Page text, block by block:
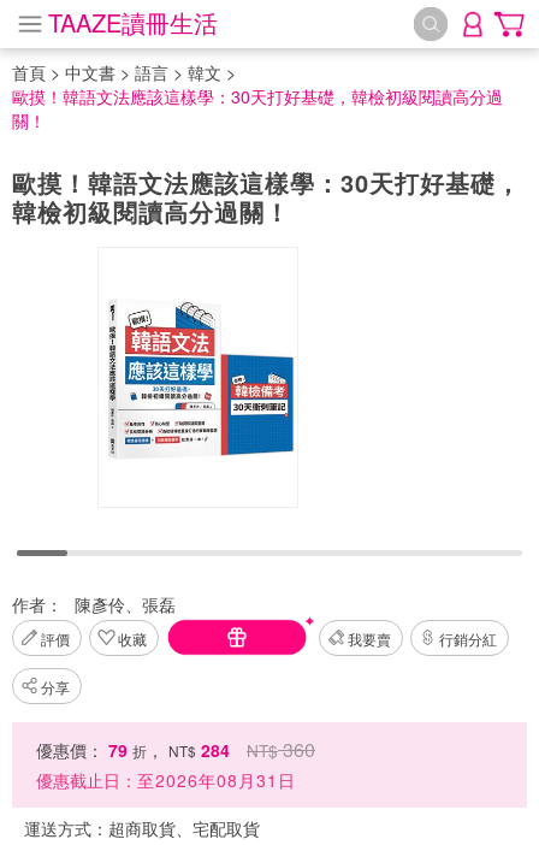
TAAZE讀冊生活
首頁 > 中文書 > 語言 > 韓文 >
歐摸！韓語文法應該這樣學：30天打好基礎，韓檢初級閱讀高分過
關！
歐摸！韓語文法應該這樣學：30天打好基礎，
韓檢初級閱讀高分過關！
作者： 陳彥伶、張磊
評價 收藏 我要賣 行銷分紅
分享
優惠價： 79 折 ， NT$ 284 NT$ 360
優惠截止日： 至2026年08月31日
運送方式： 超商取貨、宅配取貨